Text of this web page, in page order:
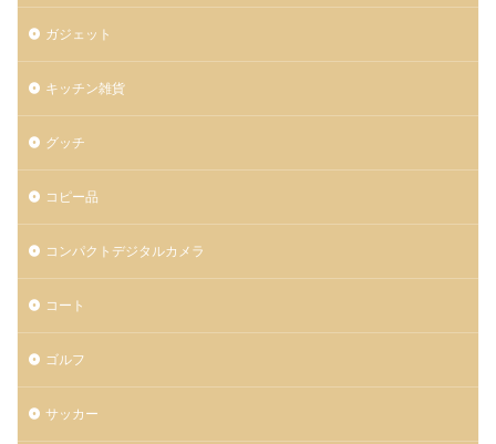
ガジェット
キッチン雑貨
グッチ
コピー品
コンパクトデジタルカメラ
コート
ゴルフ
サッカー